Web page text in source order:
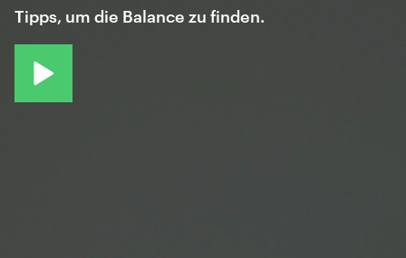
Tipps, um die Balance zu finden.